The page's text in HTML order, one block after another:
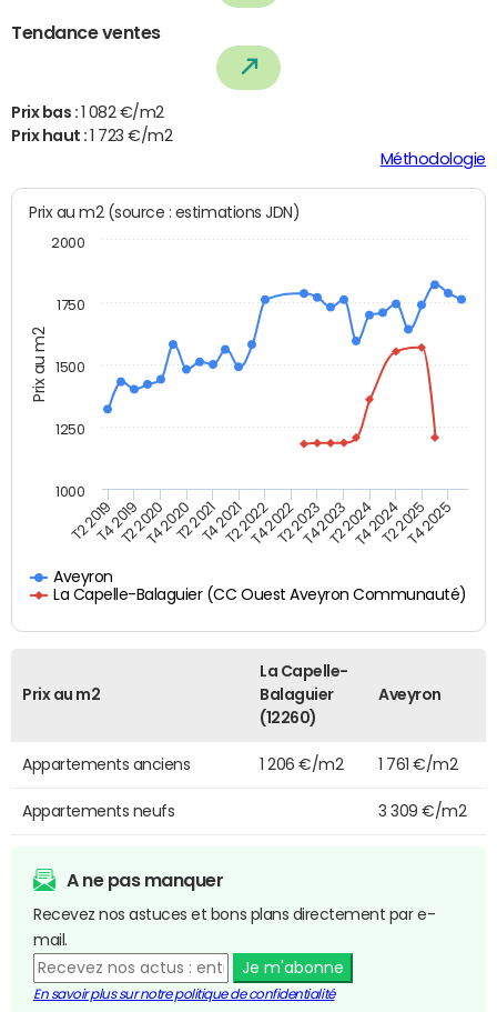
Tendance ventes
Prix bas : 1 082 €/m2
Prix haut :1 723 €/m2
Méthodologie
Prix au m2
Prix au m2 (source : estimations JDN)
Aveyron
La Capelle-Balaguier (CC Ouest Aveyron Communauté)
T2 2019T4 2019T2 2020T4 2020T2 2021T4 2021T2 2022T4 2022T2 2023T4 2023T2 2024T4 2024T2 2025T4 2025
1000
2000
1250
1500
1750
Prix au m2
La Capelle-
Balaguier
(12260)
Aveyron
Appartements anciens 1 206 €/m2 1 761 €/m2
Appartements neufs 3 309 €/m2
A ne pas manquer
Recevez nos astuces et bons plans directement par e-
mail.
Je m'abonne
En savoir plus sur notre politique de confidentialité